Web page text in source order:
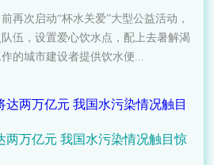
再次启动“杯水关爱”大型公益活动，
伍，设置爱心饮水点，配上去暑解渴
的城市建设者提供饮水便...
两万亿元 我国水污染情况触目惊